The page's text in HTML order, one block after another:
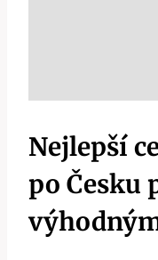
Nejlepší
po Česku